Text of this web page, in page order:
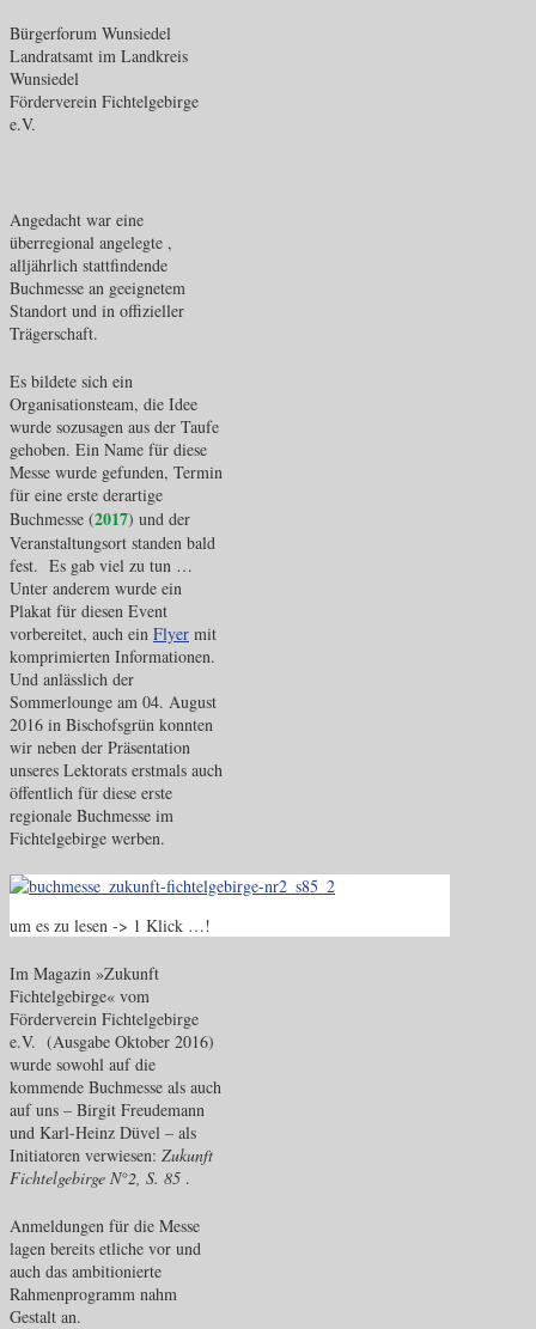
Bürgerforum Wunsiedel
Landratsamt im Landkreis
Wunsiedel
Förderverein Fichtelgebirge
e.V.
Angedacht war eine
überregional angelegte ,
alljährlich stattfindende
Buchmesse an geeignetem
Standort und in offizieller
Trägerschaft.
Es bildete sich ein
Organisationsteam, die Idee
wurde sozusagen aus der Taufe
gehoben. Ein Name für diese
Messe wurde gefunden, Termin
für eine erste derartige
Buchmesse (2017) und der
Veranstaltungsort standen bald
fest. Es gab viel zu tun …
Unter anderem wurde ein
Plakat für diesen Event
vorbereitet, auch ein Flyer mit
komprimierten Informationen.
Und anlässlich der
Sommerlounge am 04. August
2016 in Bischofsgrün konnten
wir neben der Präsentation
unseres Lektorats erstmals auch
öffentlich für diese erste
regionale Buchmesse im
Fichtelgebirge werben.
um es zu lesen -> 1 Klick …!
Im Magazin »Zukunft
Fichtelgebirge« vom
Förderverein Fichtelgebirge
e.V. (Ausgabe Oktober 2016)
wurde sowohl auf die
kommende Buchmesse als auch
auf uns – Birgit Freudemann
und Karl-Heinz Düvel – als
Initiatoren verwiesen: Zukunft
Fichtelgebirge N°2, S. 85 .
Anmeldungen für die Messe
lagen bereits etliche vor und
auch das ambitionierte
Rahmenprogramm nahm
Gestalt an.